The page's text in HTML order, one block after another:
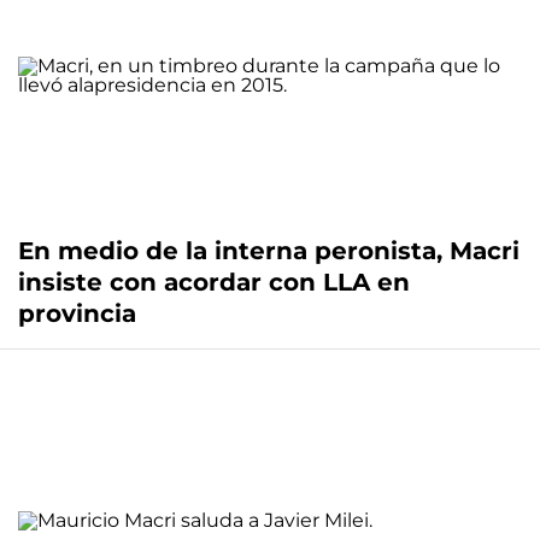
En medio de la interna peronista, Macri
insiste con acordar con LLA en
provincia